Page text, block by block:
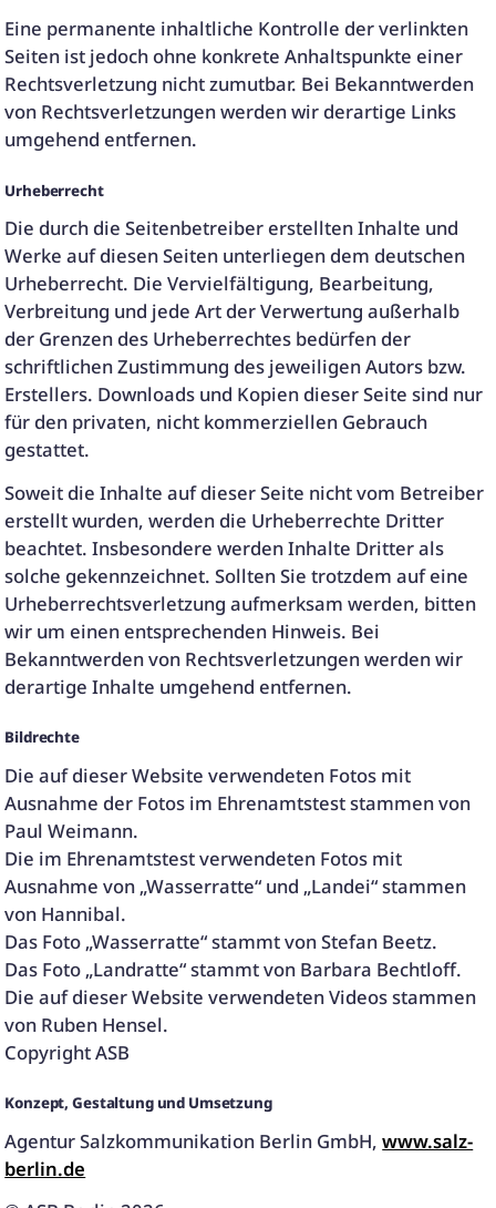
Eine permanente inhaltliche Kontrolle der verlinkten
Seiten ist jedoch ohne konkrete Anhaltspunkte einer
Rechtsverletzung nicht zumutbar. Bei Bekanntwerden
von Rechtsverletzungen werden wir derartige Links
umgehend entfernen.
Urheberrecht
Die durch die Seitenbetreiber erstellten Inhalte und
Werke auf diesen Seiten unterliegen dem deutschen
Urheberrecht. Die Vervielfältigung, Bearbeitung,
Verbreitung und jede Art der Verwertung außerhalb
der Grenzen des Urheberrechtes bedürfen der
schriftlichen Zustimmung des jeweiligen Autors bzw.
Erstellers. Downloads und Kopien dieser Seite sind nur
für den privaten, nicht kommerziellen Gebrauch
gestattet.
Soweit die Inhalte auf dieser Seite nicht vom Betreiber
erstellt wurden, werden die Urheberrechte Dritter
beachtet. Insbesondere werden Inhalte Dritter als
solche gekennzeichnet. Sollten Sie trotzdem auf eine
Urheberrechtsverletzung aufmerksam werden, bitten
wir um einen entsprechenden Hinweis. Bei
Bekanntwerden von Rechtsverletzungen werden wir
derartige Inhalte umgehend entfernen.
Bildrechte
Die auf dieser Website verwendeten Fotos mit
Ausnahme der Fotos im Ehrenamtstest stammen von
Paul Weimann.
Die im Ehrenamtstest verwendeten Fotos mit
Ausnahme von „Wasserratte“ und „Landei“ stammen
von Hannibal.
Das Foto „Wasserratte“ stammt von Stefan Beetz.
Das Foto „Landratte“ stammt von Barbara Bechtloff.
Die auf dieser Website verwendeten Videos stammen
von Ruben Hensel.
Copyright ASB
Konzept, Gestaltung und Umsetzung
Agentur Salzkommunikation Berlin GmbH,www.salz-
berlin.de